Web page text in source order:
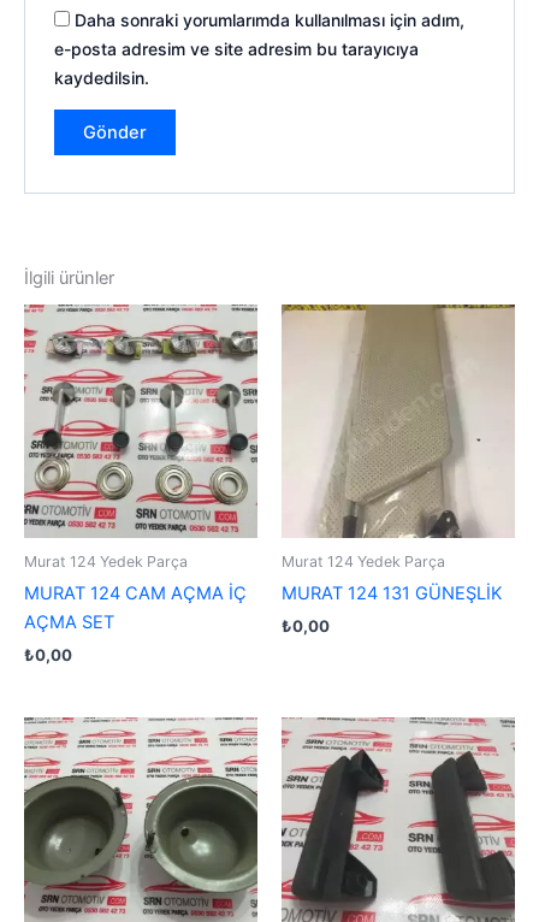
Daha sonraki yorumlarımda kullanılması için adım,
e-posta adresim ve site adresim bu tarayıcıya
kaydedilsin.
İlgili ürünler
Murat 124 Yedek Parça
MURAT 124 CAM AÇMA İÇ
AÇMA SET
₺0,00
Murat 124 Yedek Parça
MURAT 124 131 GÜNEŞLİK
₺0,00